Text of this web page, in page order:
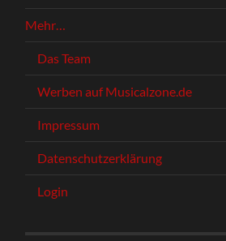
Mehr…
Das Team
Werben auf Musicalzone.de
Impressum
Datenschutzerklärung
Login